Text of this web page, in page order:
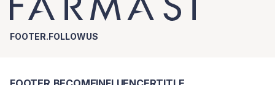
FOOTER.FOLLOWUS